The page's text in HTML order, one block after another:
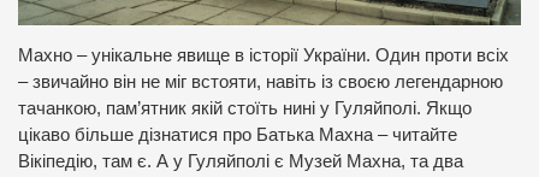
Махно – унікальне явище в історії України. Один проти всіх
– звичайно він не міг встояти, навіть із своєю легендарною
тачанкою, пам’ятник якій стоїть нині у Гуляйполі. Якщо
цікаво більше дізнатися про Батька Махна – читайте
Вікіпедію, там є. А у Гуляйполі є Музей Махна, та два